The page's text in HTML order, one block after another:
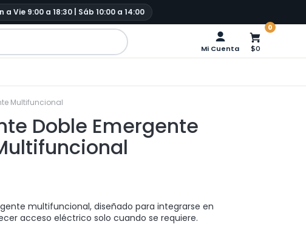
a Vie 9:00 a 18:30 | Sáb 10:00 a 14:00
Mi Cuenta
0
$0
Multifuncional
Doble Emergente
multifuncional, diseñado para integrarse en
acceso eléctrico solo cuando se requiere.